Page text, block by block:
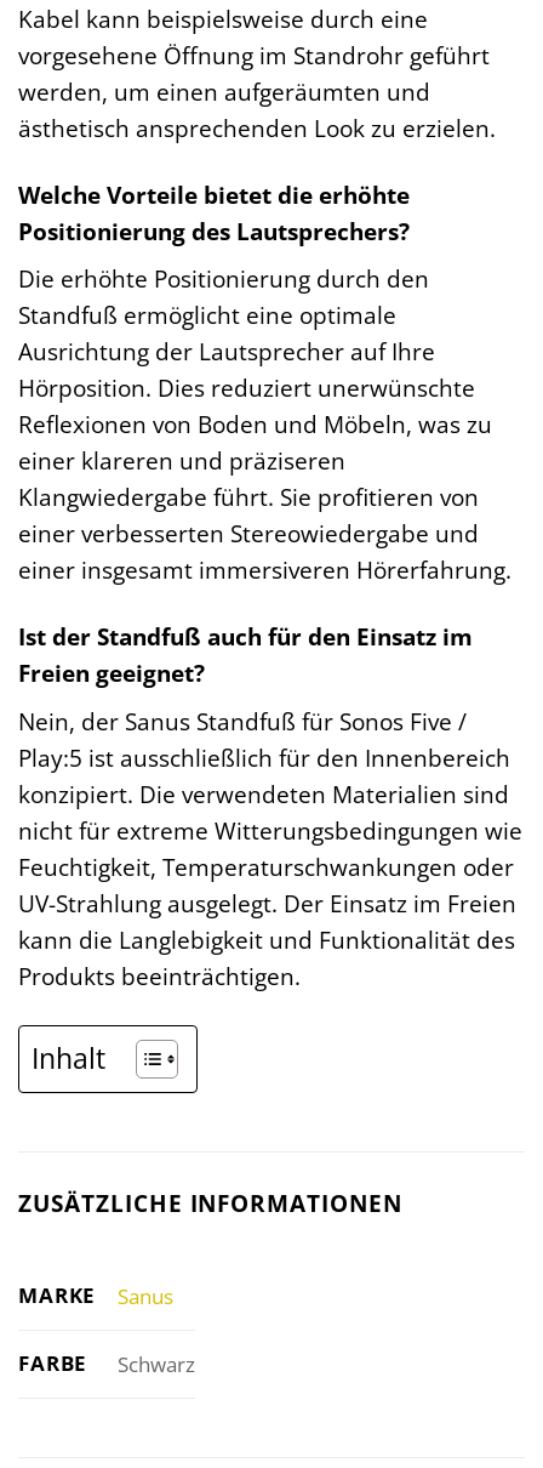
Kabel kann beispielsweise durch eine
vorgesehene Öffnung im Standrohr geführt
werden, um einen aufgeräumten und
ästhetisch ansprechenden Look zu erzielen.
Welche Vorteile bietet die erhöhte
Positionierung des Lautsprechers?
Die erhöhte Positionierung durch den
Standfuß ermöglicht eine optimale
Ausrichtung der Lautsprecher auf Ihre
Hörposition. Dies reduziert unerwünschte
Reflexionen von Boden und Möbeln, was zu
einer klareren und präziseren
Klangwiedergabe führt. Sie profitieren von
einer verbesserten Stereowiedergabe und
einer insgesamt immersiveren Hörerfahrung.
Ist der Standfuß auch für den Einsatz im
Freien geeignet?
Nein, der Sanus Standfuß für Sonos Five /
Play:5 ist ausschließlich für den Innenbereich
konzipiert. Die verwendeten Materialien sind
nicht für extreme Witterungsbedingungen wie
Feuchtigkeit, Temperaturschwankungen oder
UV-Strahlung ausgelegt. Der Einsatz im Freien
kann die Langlebigkeit und Funktionalität des
Produkts beeinträchtigen.
Inhalt
ZUSÄTZLICHE INFORMATIONEN
MARKE Sanus
FARBE Schwarz